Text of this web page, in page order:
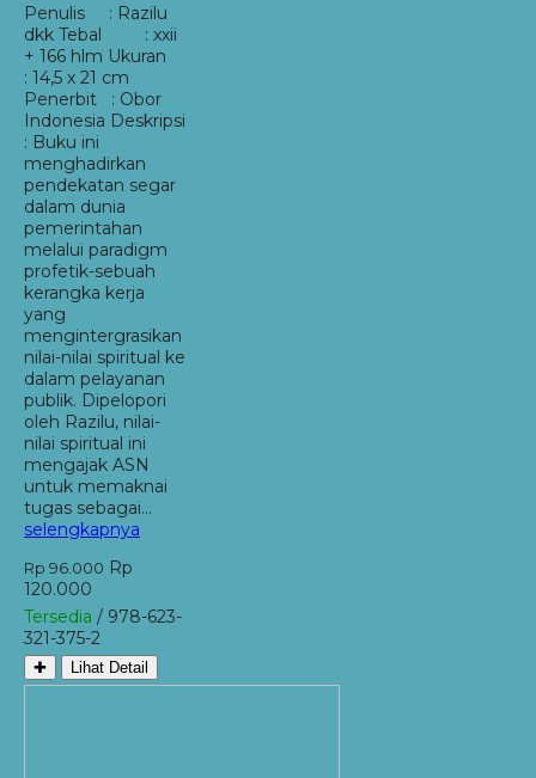
Penulis : Razilu
dkk Tebal : xxii
+ 166 hlm Ukuran
: 14,5 x 21 cm
Penerbit : Obor
Indonesia Deskripsi
: Buku ini
menghadirkan
pendekatan segar
dalam dunia
pemerintahan
melalui paradigm
profetik-sebuah
kerangka kerja
yang
mengintergrasikan
nilai-nilai spiritual ke
dalam pelayanan
publik. Dipelopori
oleh Razilu, nilai-
nilai spiritual ini
mengajak ASN
untuk memaknai
tugas sebagai…
selengkapnya
Rp 96.000 Rp
120.000
Tersedia / 978-623-
321-375-2
✚ Lihat Detail